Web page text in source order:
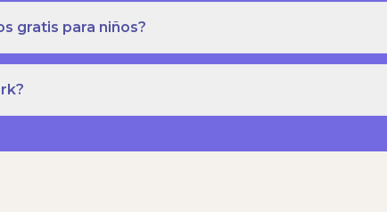
gratis para niños?